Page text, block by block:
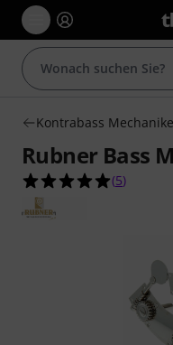
Kontrabass
Rubner Bass
5.0 von 5
(5)